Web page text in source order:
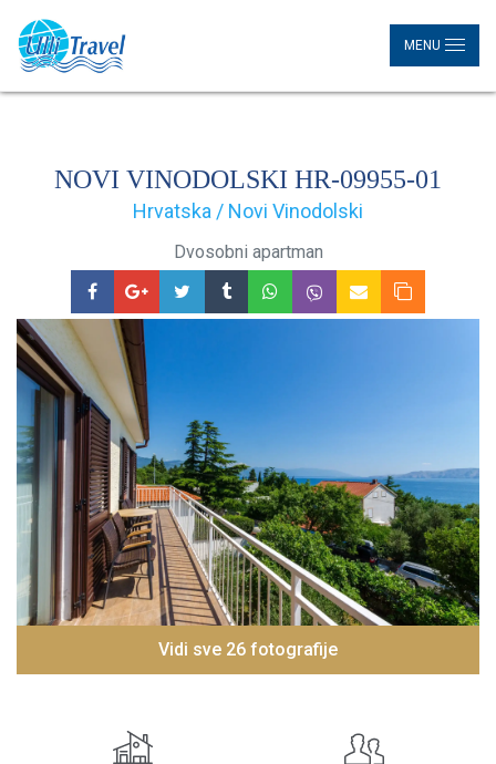
MENU
NOVI VINODOLSKI HR-09955-01
Hrvatska / Novi Vinodolski
Dvosobni apartman
Vidi sve 26 fotografije